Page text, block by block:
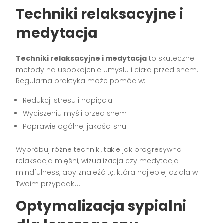
Techniki relaksacyjne i
medytacja
Techniki relaksacyjne i medytacja to skuteczne
metody na uspokojenie umysłu i ciała przed snem.
Regularna praktyka może pomóc w:
Redukcji stresu i napięcia
Wyciszeniu myśli przed snem
Poprawie ogólnej jakości snu
Wypróbuj różne techniki, takie jak progresywna
relaksacja mięśni, wizualizacja czy medytacja
mindfulness, aby znaleźć tę, która najlepiej działa w
Twoim przypadku.
Optymalizacja sypialni